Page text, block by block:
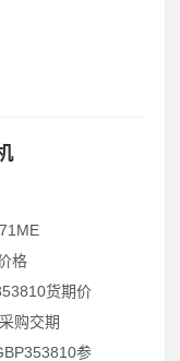
格
货期价
购交期
参